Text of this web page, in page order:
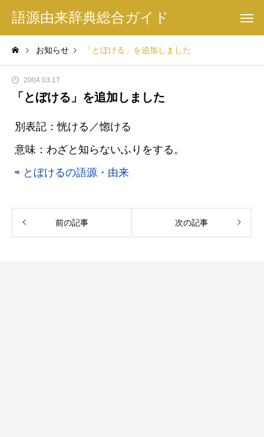
語源由来辞典総合ガイド
お知らせ 「とぼける」を追加しました
2004.03.17
「とぼける」を追加しました
別表記：恍ける／惚ける
意味：わざと知らないふりをする。
⇨ とぼけるの語源・由来
前の記事 次の記事